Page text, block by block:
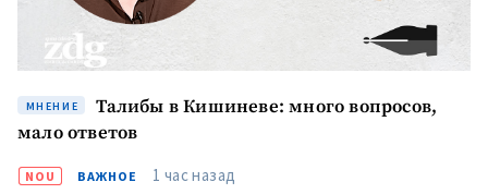
ПОДДЕРЖАТЬ
МНЕНИЕ
Талибы в Кишиневе: много вопросов,
мало ответов
NOU ВАЖНОЕ 1 час назад